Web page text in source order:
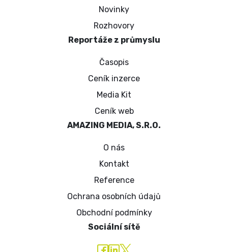
Novinky
Rozhovory
Reportáže z průmyslu
Časopis
Ceník inzerce
Media Kit
Ceník web
AMAZING MEDIA, S.R.O.
O nás
Kontakt
Reference
Ochrana osobních údajů
Obchodní podmínky
Sociální sítě